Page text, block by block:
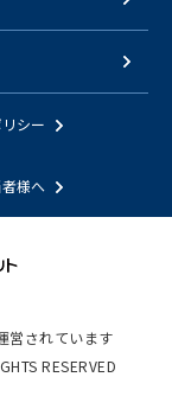
シー
様へ
営されています
RESERVED